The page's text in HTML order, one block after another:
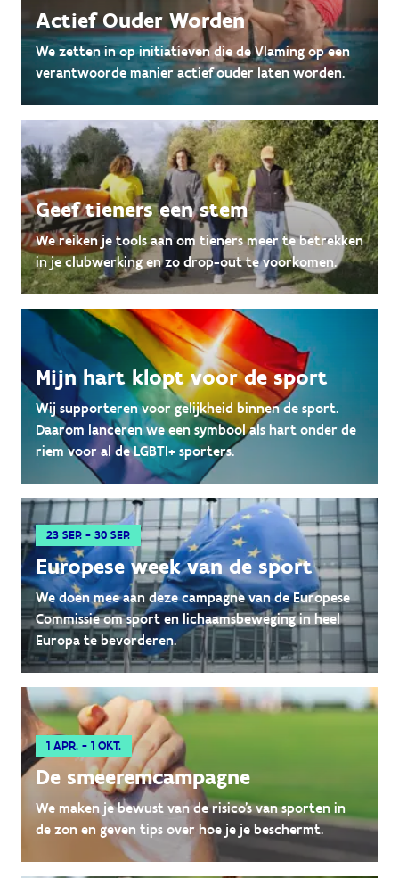
Actief Ouder Worden
We zetten in op initiatieven die de Vlaming op een
verantwoorde manier actief ouder laten worden.
Geef tieners een stem
We reiken je tools aan om tieners meer te betrekken
in je clubwerking en zo drop-out te voorkomen.
Mijn hart klopt voor de sport
Wij supporteren voor gelijkheid binnen de sport.
Daarom lanceren we een symbool als hart onder de
riem voor al de LGBTI+ sporters.
23 SEP. - 30 SEP.
Europese week van de sport
We doen mee aan deze campagne van de Europese
Commissie om sport en lichaamsbeweging in heel
Europa te bevorderen.
1 APR. - 1 OKT.
De smeeremcampagne
We maken je bewust van de risico's van sporten in
de zon en geven tips over hoe je je beschermt.